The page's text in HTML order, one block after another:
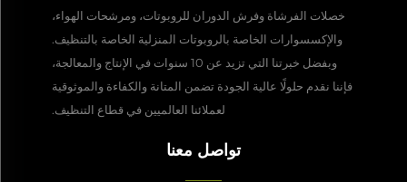
خصلات الفرشاة وفرش الدوران للروبوتات، ومرشحات الهواء،
والإكسسوارات الخاصة بالروبوتات المنزلية الخاصة بالتنظيف.
وبفضل خبرتنا التي تزيد عن 10 سنوات في الإنتاج والمعالجة،
فإننا نقدم حلولًا عالية الجودة تضمن المتانة والكفاءة والموثوقية
لعملائنا العالميين في قطاع التنظيف.
تواصل معنا